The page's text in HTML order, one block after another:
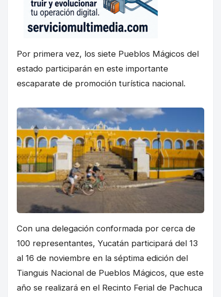
Por primera vez, los siete Pueblos Mágicos del
estado participarán en este importante
escaparate de promoción turística nacional.
Con una delegación conformada por cerca de
100 representantes, Yucatán participará del 13
al 16 de noviembre en la séptima edición del
Tianguis Nacional de Pueblos Mágicos, que este
año se realizará en el Recinto Ferial de Pachuca